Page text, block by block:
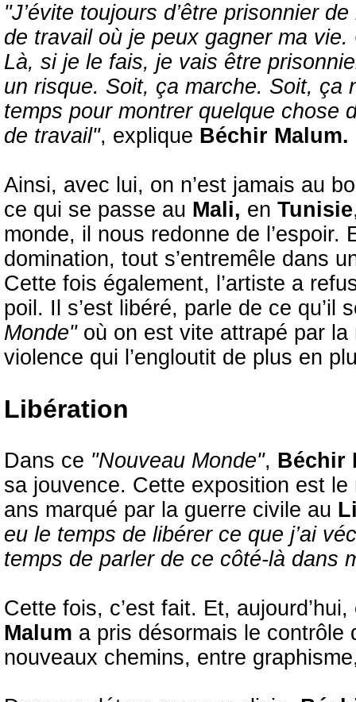
"J’évite toujours d’être prisonnier
de travail où je peux gagner ma
Là, si je le fais, je vais être
un risque. Soit, ça marche. Soit, ça
temps pour montrer quelque chose
de travail", explique Béchir Malum.
Ainsi, avec lui, on n’est jamais au
ce qui se passe au Mali, en Tunisie
monde, il nous redonne de
domination, tout s’entremêle dans
Cette fois également, l’artiste a
poil. Il s’est libéré, parle de ce
Monde"où on est vite attrapé par la
violence qui l’engloutit de plus en
Libération
Dans ce "Nouveau Monde", Béchir
sa jouvence. Cette exposition est le
ans marqué par la guerre civile au
eu le temps de libérer ce que j’ai
temps de parler de ce côté-là dans
Cette fois, c’est fait. Et,
Malum a pris désormais le contrôle
nouveaux chemins, entre